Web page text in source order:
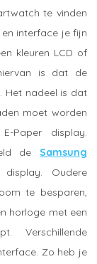
te vinden
interface je fijn
kleuren LCD of
is dat de
Het nadeel is dat
moet worden
Paper display.
de Samsung
Oudere
te besparen,
horloge met een
Verschillende
Zo heb je